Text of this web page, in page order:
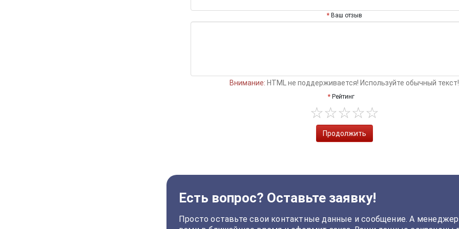
Ваш отзыв
Внимание: HTML не поддерживается! Используйте обычный текст!
Рейтинг
Продолжить
Есть вопрос? Оставьте заявку!
Просто оставьте свои контактные данные и сообщение. А